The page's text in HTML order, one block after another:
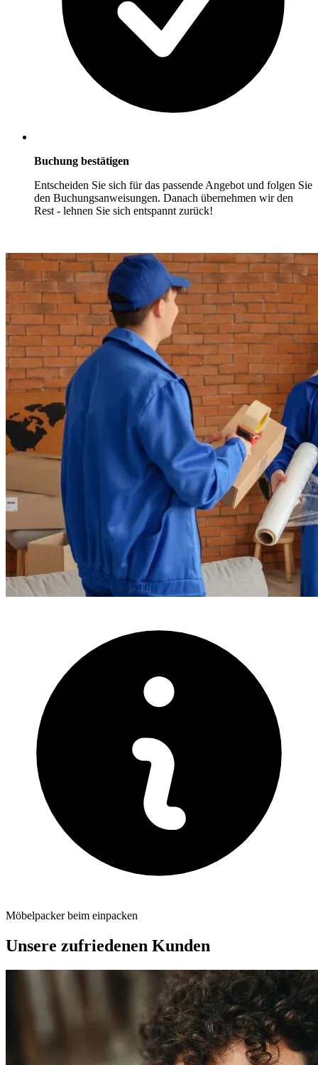
Buchung bestätigen
Entscheiden Sie sich für das passende Angebot und folgen Sie
den Buchungsanweisungen. Danach übernehmen wir den
Rest - lehnen Sie sich entspannt zurück!
Möbelpacker beim einpacken
Unsere zufriedenen Kunden